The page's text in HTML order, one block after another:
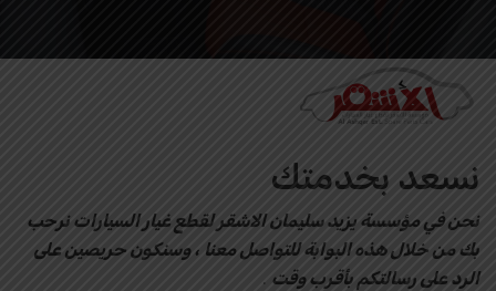
نسعد بخدمتك
نحن في مؤسسة يزيد سليمان الاشقر لقطع غيار السيارات نرحب
بك من خلال هذه البوابة للتواصل معنا ، وسنكون حريصين على
الرد على رسالتكم بأقرب وقت .